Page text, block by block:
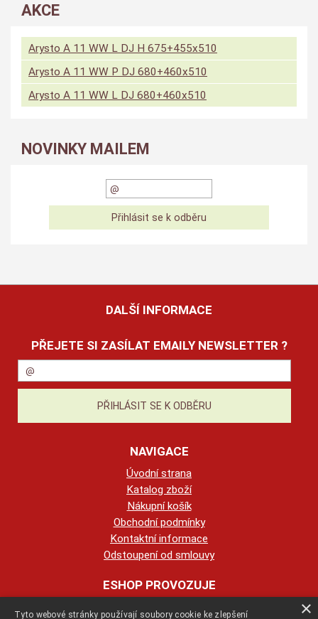
AKCE
Arysto A 11 WW L DJ H 675+455x510
Arysto A 11 WW P DJ 680+460x510
Arysto A 11 WW L DJ 680+460x510
NOVINKY MAILEM
DALŠÍ INFORMACE
PŘEJETE SI ZASÍLAT EMAILY NEWSLETTER ?
NAVIGACE
Úvodní strana
Katalog zboží
Nákupní košík
Obchodní podmínky
Kontaktní informace
Odstoupení od smlouvy
ESHOP PROVOZUJE
×
Tyto webové stránky používají soubory cookie ke zlepšení